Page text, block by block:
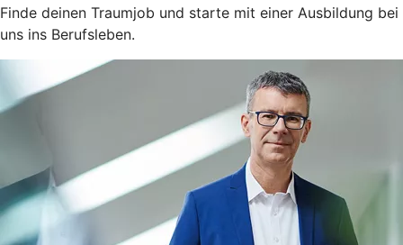
Finde deinen Traumjob und starte mit einer Ausbildung bei
uns ins Berufsleben.